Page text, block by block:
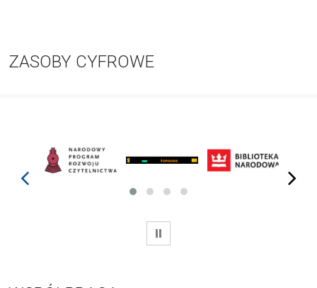
ZASOBY CYFROWE
prev next
WSTRZYMAJ